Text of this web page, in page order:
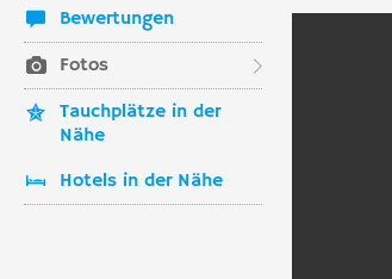
Bewertungen
Fotos
Tauchplätze in der
Nähe
Hotels in der Nähe